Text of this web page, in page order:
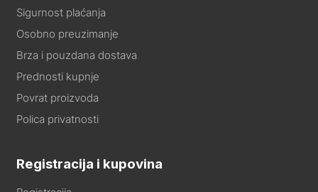
Sigurnost plaćanja
Osobno preuzimanje
Brza i pouzdana dostava
Prednosti kupnje
Povrat proizvoda
Polica privatnosti
Registracija i kupovina